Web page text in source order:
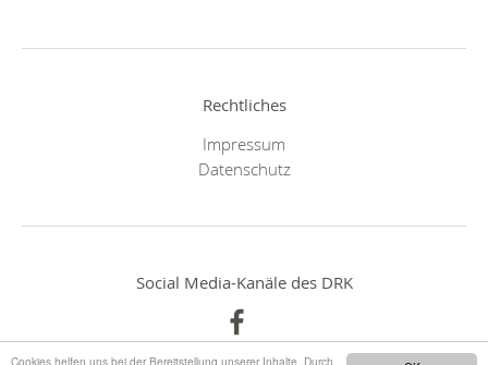
Cookies helfen uns bei der Bereitstellung unserer Inhalte. Durch
Rechtliches
Impressum
Datenschutz
Social Media-Kanäle des DRK